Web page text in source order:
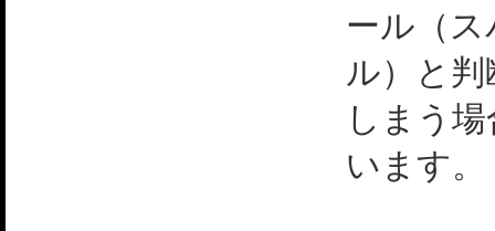
ール（
ル）と
しまう
います。